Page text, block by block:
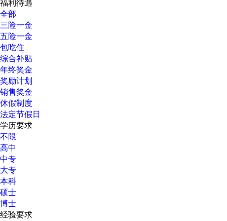
福利待遇
全部
三险一金
五险一金
包吃住
综合补贴
年终奖金
奖励计划
销售奖金
休假制度
法定节假日
学历要求
不限
高中
中专
大专
本科
硕士
博士
经验要求